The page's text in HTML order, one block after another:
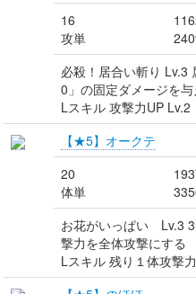
16
攻単
必殺！居合い斬り Lv.3
0」の固定ダメージを与
Lスキル 攻撃力UP Lv.2
【★5】オークテ
20
体単
お花がいっぱい Lv.3
撃力を全体攻撃にする
Lスキル 残り１体攻撃